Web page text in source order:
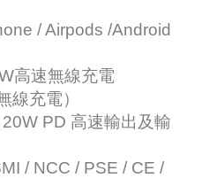
/ Airpods /Android
高速無線充電
線充電）
PD 高速輸出及輸
/ NCC / PSE / CE /